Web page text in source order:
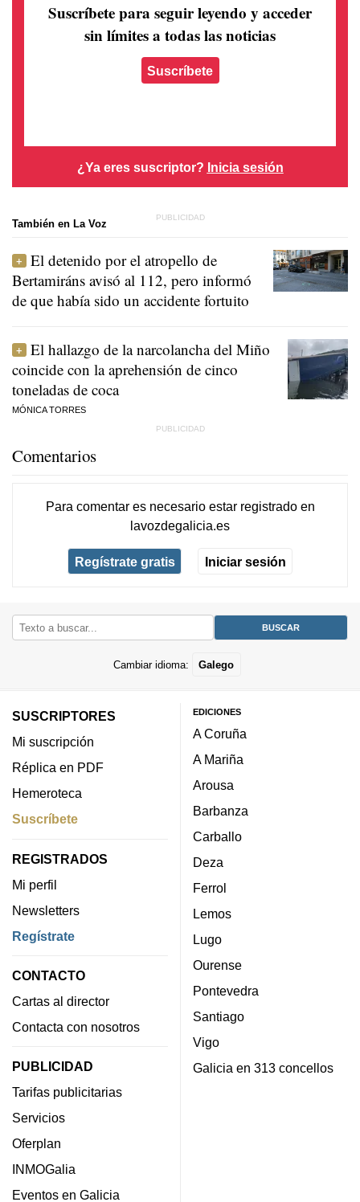
Suscríbete para seguir leyendo y acceder
sin límites a todas las noticias
Suscríbete
¿Ya eres suscriptor? Inicia sesión
También en La Voz
El detenido por el atropello de
Bertamiráns avisó al 112, pero informó
de que había sido un accidente fortuito
El hallazgo de la narcolancha del Miño
coincide con la aprehensión de cinco
toneladas de coca
MÓNICA TORRES
Comentarios
Para comentar es necesario estar registradoen
lavozdegalicia.es
Regístrate gratis Iniciar sesión
Cambiar idioma: Galego
SUSCRIPTORES
Mi suscripción
Réplica en PDF
Hemeroteca
Suscríbete
REGISTRADOS
Mi perfil
Newsletters
Regístrate
CONTACTO
Cartas al director
Contacta con nosotros
PUBLICIDAD
Tarifas publicitarias
Servicios
Oferplan
INMOGalia
Eventos en Galicia
EDICIONES
A Coruña
A Mariña
Arousa
Barbanza
Carballo
Deza
Ferrol
Lemos
Lugo
Ourense
Pontevedra
Santiago
Vigo
Galicia en 313 concellos